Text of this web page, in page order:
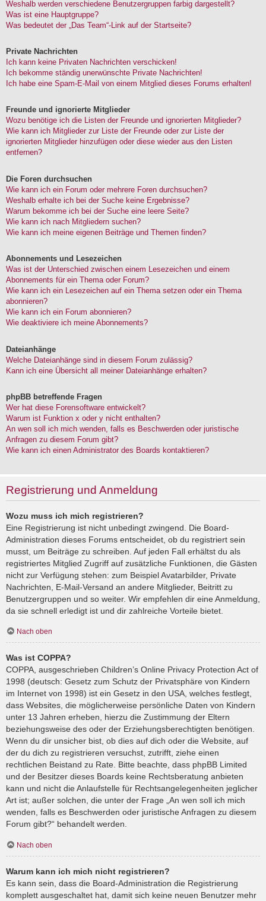
Weshalb werden verschiedene Benutzergruppen farbig dargestellt?
Was ist eine Hauptgruppe?
Was bedeutet der „Das Team“-Link auf der Startseite?
Private Nachrichten
Ich kann keine Privaten Nachrichten verschicken!
Ich bekomme ständig unerwünschte Private Nachrichten!
Ich habe eine Spam-E-Mail von einem Mitglied dieses Forums erhalten!
Freunde und ignorierte Mitglieder
Wozu benötige ich die Listen der Freunde und ignorierten Mitglieder?
Wie kann ich Mitglieder zur Liste der Freunde oder zur Liste der
ignorierten Mitglieder hinzufügen oder diese wieder aus den Listen
entfernen?
Die Foren durchsuchen
Wie kann ich ein Forum oder mehrere Foren durchsuchen?
Weshalb erhalte ich bei der Suche keine Ergebnisse?
Warum bekomme ich bei der Suche eine leere Seite?
Wie kann ich nach Mitgliedern suchen?
Wie kann ich meine eigenen Beiträge und Themen finden?
Abonnements und Lesezeichen
Was ist der Unterschied zwischen einem Lesezeichen und einem
Abonnements für ein Thema oder Forum?
Wie kann ich ein Lesezeichen auf ein Thema setzen oder ein Thema
abonnieren?
Wie kann ich ein Forum abonnieren?
Wie deaktiviere ich meine Abonnements?
Dateianhänge
Welche Dateianhänge sind in diesem Forum zulässig?
Kann ich eine Übersicht all meiner Dateianhänge erhalten?
phpBB betreffende Fragen
Wer hat diese Forensoftware entwickelt?
Warum ist Funktion x oder y nicht enthalten?
An wen soll ich mich wenden, falls es Beschwerden oder juristische
Anfragen zu diesem Forum gibt?
Wie kann ich einen Administrator des Boards kontaktieren?
Registrierung und Anmeldung
Wozu muss ich mich registrieren?
Eine Registrierung ist nicht unbedingt zwingend. Die Board-
Administration dieses Forums entscheidet, ob du registriert sein
musst, um Beiträge zu schreiben. Auf jeden Fall erhältst du als
registriertes Mitglied Zugriff auf zusätzliche Funktionen, die Gästen
nicht zur Verfügung stehen: zum Beispiel Avatarbilder, Private
Nachrichten, E-Mail-Versand an andere Mitglieder, Beitritt zu
Benutzergruppen und so weiter. Wir empfehlen dir eine Anmeldung,
da sie schnell erledigt ist und dir zahlreiche Vorteile bietet.
Nach oben
Was ist COPPA?
COPPA, ausgeschrieben Children’s Online Privacy Protection Act of
1998 (deutsch: Gesetz zum Schutz der Privatsphäre von Kindern
im Internet von 1998) ist ein Gesetz in den USA, welches festlegt,
dass Websites, die möglicherweise persönliche Daten von Kindern
unter 13 Jahren erheben, hierzu die Zustimmung der Eltern
beziehungsweise des oder der Erziehungsberechtigten benötigen.
Wenn du dir unsicher bist, ob dies auf dich oder die Website, auf
der du dich zu registrieren versuchst, zutrifft, ziehe einen
rechtlichen Beistand zu Rate. Bitte beachte, dass phpBB Limited
und der Besitzer dieses Boards keine Rechtsberatung anbieten
kann und nicht die Anlaufstelle für Rechtsangelegenheiten jeglicher
Art ist; außer solchen, die unter der Frage „An wen soll ich mich
wenden, falls es Beschwerden oder juristische Anfragen zu diesem
Forum gibt?“ behandelt werden.
Nach oben
Warum kann ich mich nicht registrieren?
Es kann sein, dass die Board-Administration die Registrierung
komplett ausgeschaltet hat, damit sich keine neuen Benutzer mehr